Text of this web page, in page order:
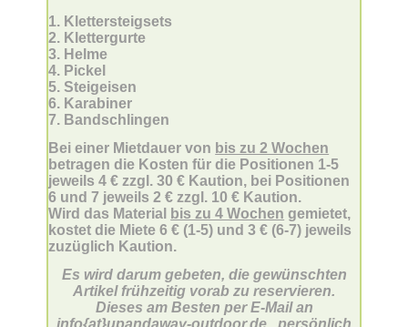
1. Klettersteigsets
2. Klettergurte
3. Helme
4. Pickel
5. Steigeisen
6. Karabiner
7. Bandschlingen
Bei einer Mietdauer von bis zu 2 Wochen
betragen die Kosten für die Positionen 1-5
jeweils 4 € zzgl. 30 € Kaution, bei Positionen
6 und 7 jeweils 2 € zzgl. 10 € Kaution.
Wird das Material
bis zu 4 Wochen gemietet,
kostet die Miete 6 € (1-5) und 3 € (6-7) jeweils
zuzüglich Kaution.
Es wird darum gebeten, die gewünschten
Artikel frühzeitig vorab zu reservieren.
Dieses am Besten per E-Mail an
info{at}upandaway-outdoor.de
persönlich